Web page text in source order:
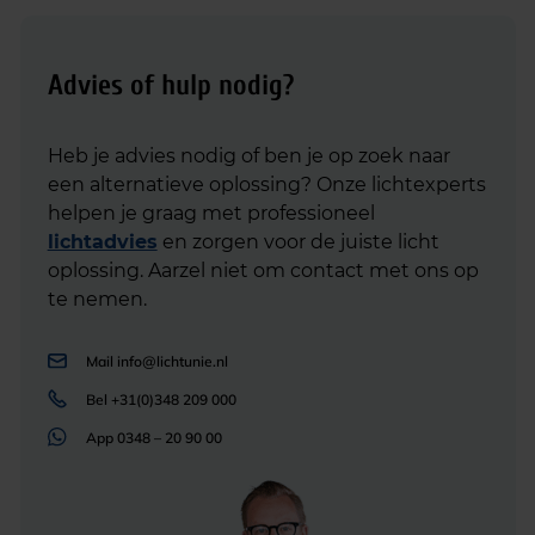
Advies of hulp nodig?
Heb je advies nodig of ben je op zoek naar
een alternatieve oplossing? Onze lichtexperts
helpen je graag met professioneel
lichtadvies en zorgen voor de juiste licht
oplossing. Aarzel niet om contact met ons op
te nemen.
Mail info@lichtunie.nl
Bel +31(0)348 209 000
App 0348 – 20 90 00